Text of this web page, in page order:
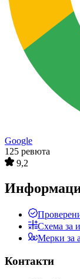
Google
125 ревюта
9,2
Схема за
Мерки за
Контакти